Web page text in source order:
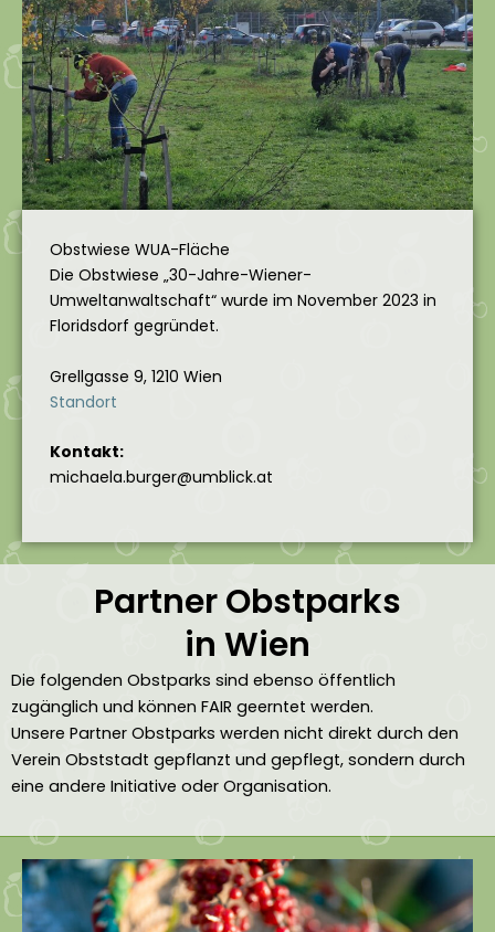
Obstwiese WUA-Fläche
Die Obstwiese „30-Jahre-Wiener-
Umweltanwaltschaft“ wurde im November 2023 in
Floridsdorf gegründet.
Grellgasse 9, 1210 Wien
Standort
Kontakt:
michaela.burger@umblick.at
Partner Obstparks
in Wien
Die folgenden Obstparks sind ebenso öffentlich
zugänglich und können FAIR geerntet werden.
Unsere Partner Obstparks werden nicht direkt durch den
Verein Obststadt gepflanzt und gepflegt, sondern durch
eine andere Initiative oder Organisation.